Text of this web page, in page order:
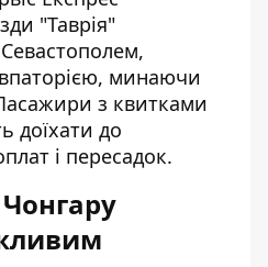
"Таврія"
минаючи
з квитками
доїхати до
і пересадок.